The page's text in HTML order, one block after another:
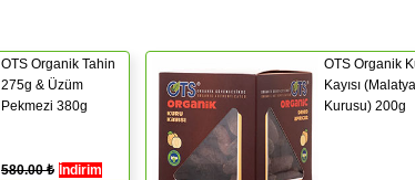
OTS Organik Tahin
275g & Üzüm
Pekmezi 380g
580.00 ₺ İndirim
OTS Organik
Kayısı
Kurusu) 200g